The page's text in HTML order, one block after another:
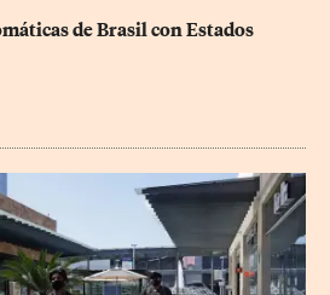
de Brasil con Estados